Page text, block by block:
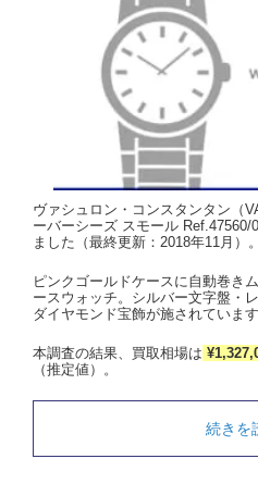
ヴァシュロン・コンスタンタン（
ーバーシーズ スモール Ref.47560/
ました（最終更新：2018年11月）。
ピンクゴールドケースに自動巻き
ースウォッチ。シルバー文字盤・
ダイヤモンド宝飾が施されています
本調査の結果、買取相場は
（推定値）。
続きを